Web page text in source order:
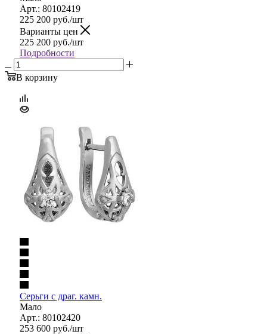
Арт.: 80102419
225 200 руб./шт
Варианты цен
225 200 руб./шт
Подробности
В корзину
Серьги с драг. камн.
Мало
Арт.: 80102420
253 600 руб./шт